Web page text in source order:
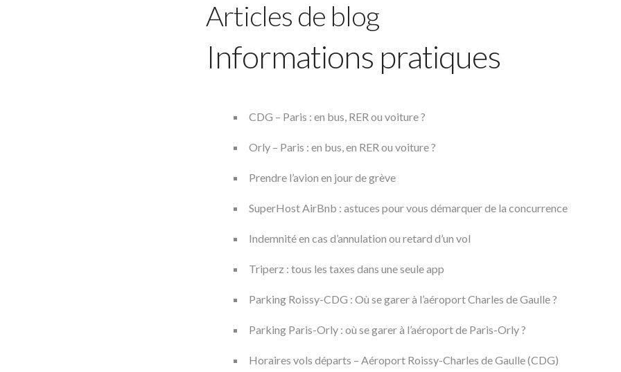
Articles de blog
Informations pratiques
CDG – Paris : en bus, RER ou voiture ?
Orly – Paris : en bus, en RER ou voiture ?
Prendre l’avion en jour de grève
SuperHost AirBnb : astuces pour vous démarquer de la concurrence
Indemnité en cas d’annulation ou retard d’un vol
Triperz : tous les taxes dans une seule app
Parking Roissy-CDG : Où se garer à l’aéroport Charles de Gaulle ?
Parking Paris-Orly : où se garer à l’aéroport de Paris-Orly ?
Horaires vols départs – Aéroport Roissy-Charles de Gaulle (CDG)